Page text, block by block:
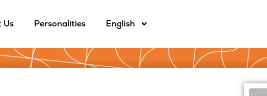
Us Personalities English